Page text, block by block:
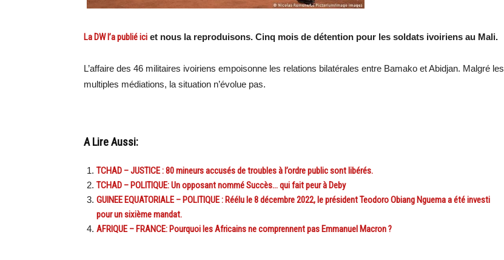
La DW l’a publié ici et nous la reproduisons. Cinq mois de détention pour les soldats ivoiriens au Mali.
L’affaire des 46 militaires ivoiriens empoisonne les relations bilatérales entre Bamako et Abidjan. Malgré les
multiples médiations, la situation n’évolue pas.
A Lire Aussi:
TCHAD – JUSTICE : 80 mineurs accusés de troubles à l’ordre public sont libérés.
TCHAD – POLITIQUE: Un opposant nommé Succès… qui fait peur à Deby
GUINEE EQUATORIALE – POLITIQUE : Réélu le 8 décembre 2022, le président Teodoro Obiang Nguema a été investi
pour un sixième mandat.
AFRIQUE – FRANCE: Pourquoi les Africains ne comprennent pas Emmanuel Macron ?